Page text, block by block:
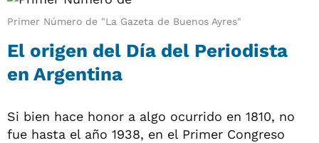
Primer Número de "La Gazeta de Buenos Ayres"
El origen del Día del Periodista
en Argentina
Si bien hace honor a algo ocurrido en 1810, no
fue hasta el año 1938, en el Primer Congreso